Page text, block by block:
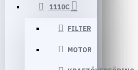
1110C
FILTER
MOTOR